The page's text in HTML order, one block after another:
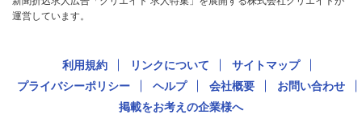
運営しています。
利用規約 リンクについて
サイトマップ
プライバシーポリシー
ヘルプ 会社概要
お問い合わせ
掲載をお考えの企業様へ